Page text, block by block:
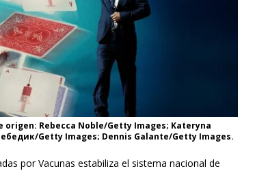
Rebecca Noble/Getty Images; Kateryna
Getty Images; Dennis Galante/Getty Images.
por Vacunas estabiliza el sistema nacional de